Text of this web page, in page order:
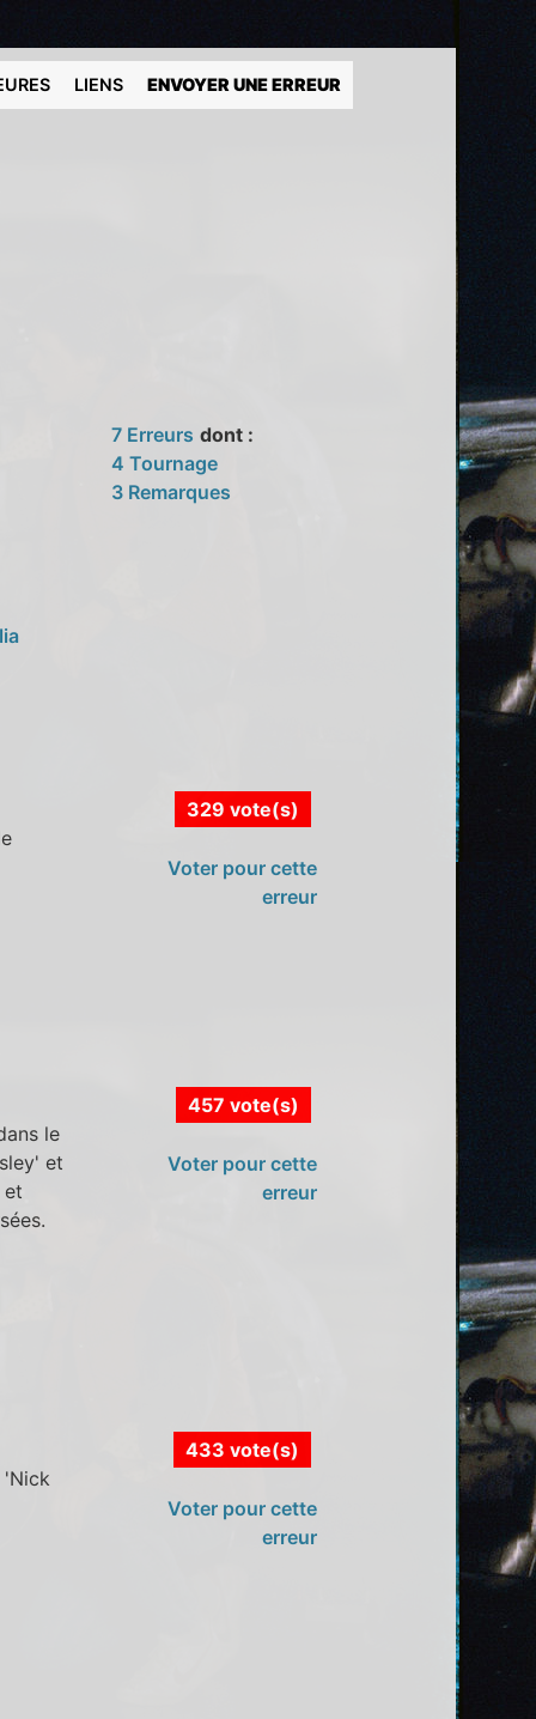
LIENS ENVOYER UNE ERREUR
7 Erreurs dont :
4 Tournage
3 Remarques
329 vote(s)
Voter pour cette
erreur
le
et
et
457 vote(s)
Voter pour cette
erreur
'Nick
433 vote(s)
Voter pour cette
erreur